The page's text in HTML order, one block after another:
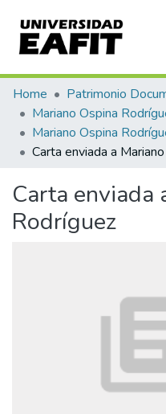
Communities & Collections
All of DSpace
Statistics
Home Patrimonio
Mariano Ospina
Carta enviada
Rodríguez